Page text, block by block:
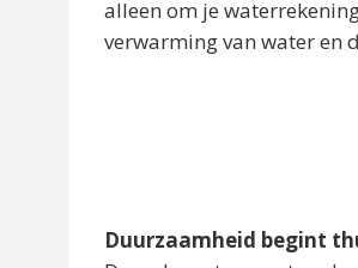
alleen om je
verwarming van water en
Duurzaamheid begint